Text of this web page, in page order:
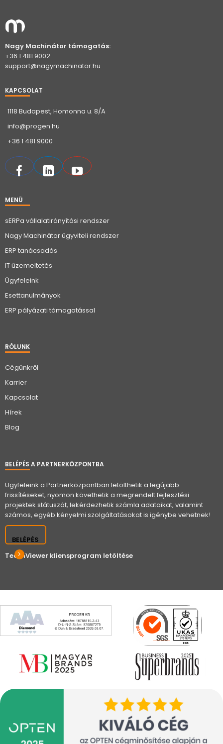
Nagy Machinátor támogatás:
+36 1 481 9002
support@nagymachinator.hu
KAPCSOLAT
1118 Budapest, Homonna u. 8/A
info@progen.hu
+36 1 481 9000
MENÜ
sERPa vállalatirányítási rendszer
Nagy Machinátor ügyviteli rendszer
ERP tanácsadás
IT üzemeltetés
Ügyfeleink
Esettanulmányok
ERP pályázati támogatással
RÓLUNK
Cégünkről
Karrier
Kapcsolat
Hírek
Blog
BELÉPÉS A PARTNERKÖZPONTBA
Ügyfeleink a Partnerközpontban letölthetik a legújabb
frissítéseket, nyomon követhetik a megrendelt fejlesztési
projektek státuszát, lekérdezhetik számla adataikat, valamint
számos, egyéb kényelmi szolgáltatásokat is igénybe vehetnek!
BELÉPÉS
TeamViewer kliensprogram letöltése